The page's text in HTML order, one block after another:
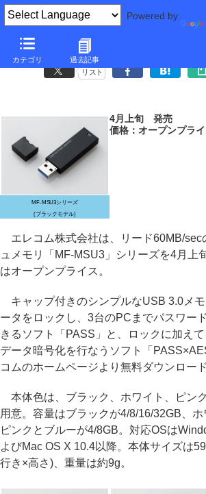
Powered by
カテゴリ 過去記事
エレコム、リード60MB/secのUSB 3.0
リスト
MF-MSU3シリーズ
(ブラックモデル)
4月上旬 発売
価格：オープンプラ
エレコム株式会社は、リード60MB/sec
ュメモリ「MF-MSU3」シリーズを4月上
はオープンプライス。
キャップ付きのシンプルなUSB 3.0メ
ータをロックし、3台のPCまでパスワー
きるソフト「PASS」と、ロックに加え
データ暗号化を行なうソフト「
コムのホームページより無料ダウンロー
本体色は、ブラック、ホワイト、ピン
用意。容量はブラックが4/8/16/32GB、ホ
ピンクとブルーが4/8GB。対応OSは
よびMac OS X 10.4以降。本体サイズは
行き×高さ)、重量は約9g。